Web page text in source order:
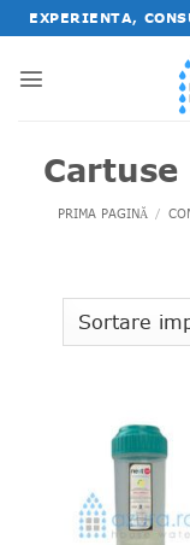
Salt
la
conținut
EXPERIENTA,
PRIMA PAGINĂ /